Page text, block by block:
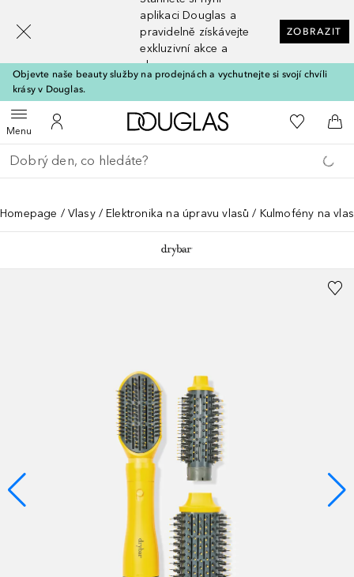
aplikaci Douglas a
pravidelně získávejte
exkluzivní akce a
slevy
ZOBRAZIT
Objevte naše beauty služby na prodejnách a vychutnejte si svojí chvíli
krásy v Douglas.
MenuOtevřít menuK mému účtu
Domů K mému
Do
Vraťte se
Proveďte vyhledávání
Homepage Vlasy Elektronika na úpravu vlasů Kulmofény na
[navigation.slideout.screenreader]